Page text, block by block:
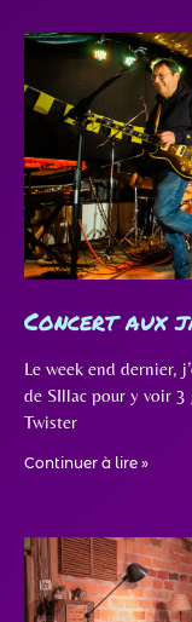
Concert aux
Le week end dernier,
de SIllac pour y voir
Twister
Continuer à lire »